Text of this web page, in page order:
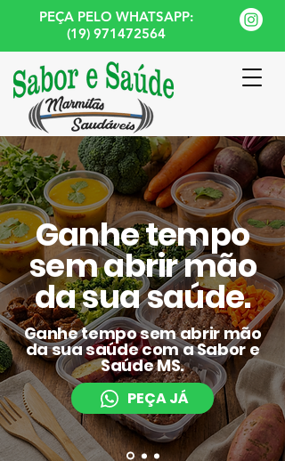
PEÇA PELO WHATSAPP:
(19) 971472564
Ganhe tempo
sem abrir mão
da sua saúde.
Ganhe tempo sem abrir mão
da sua saúde com a Sabor e
Saúde MS.
PEÇA JÁ